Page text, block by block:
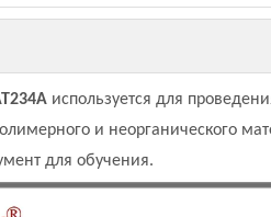
используется для
и неорганического
для обучения.